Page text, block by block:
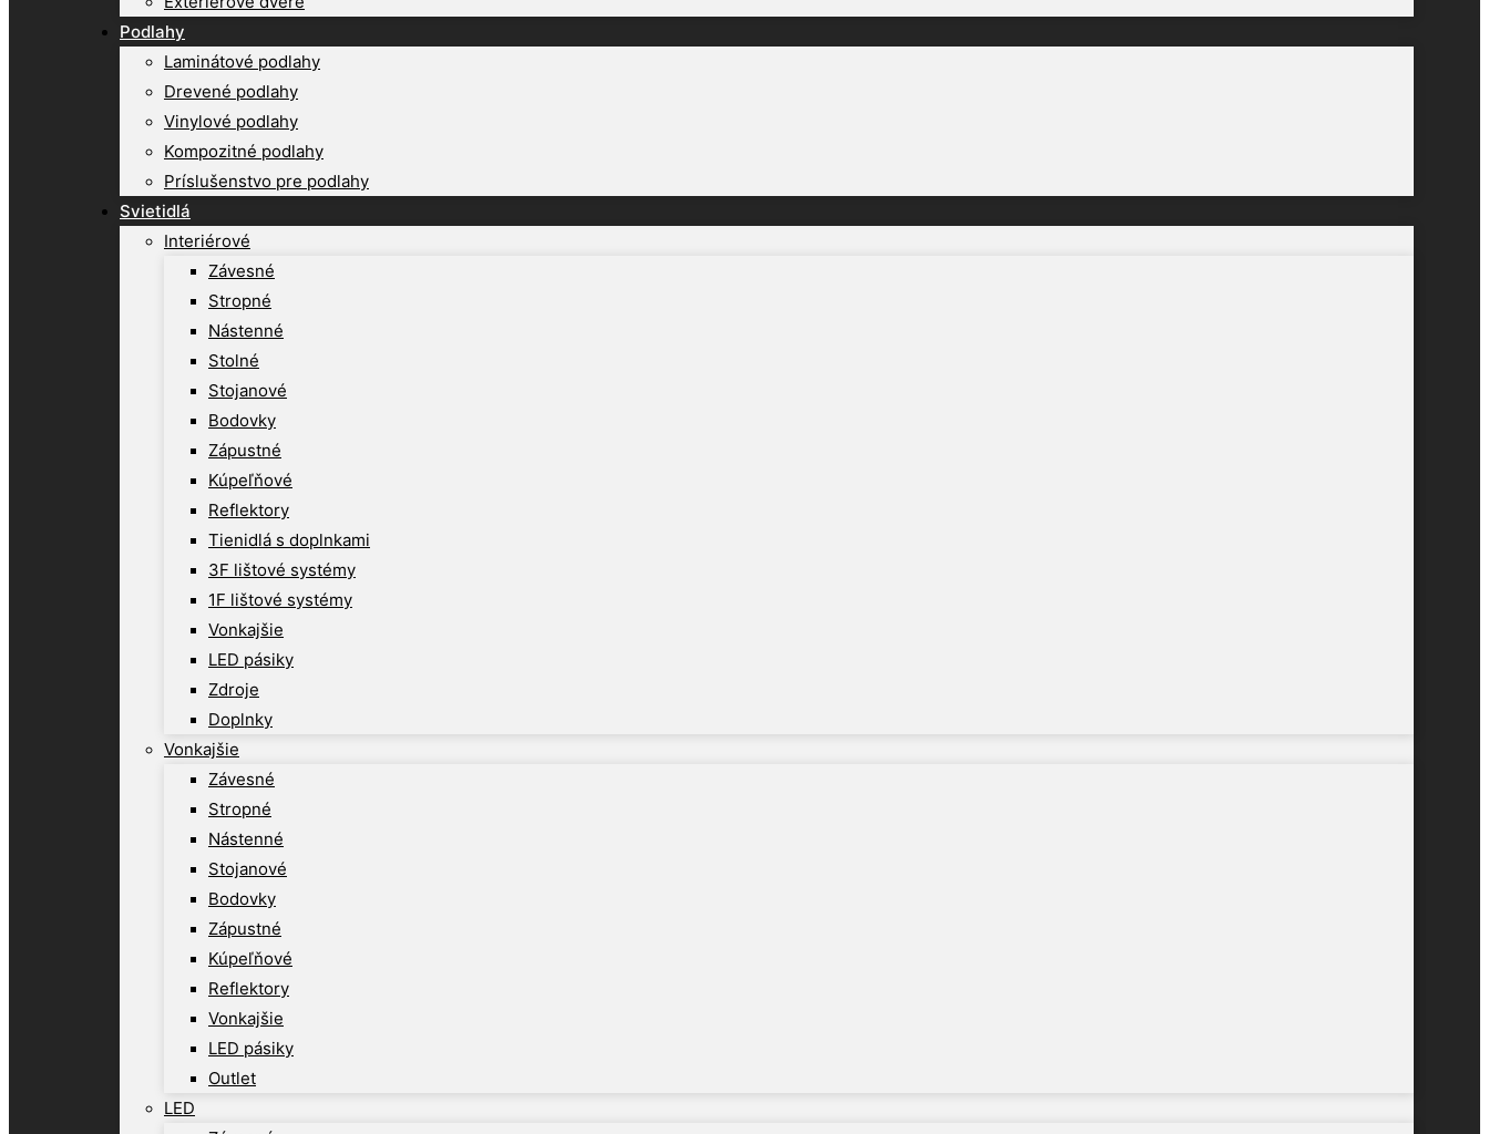
Podlahy
Laminátové podlahy
Drevené podlahy
Vinylové podlahy
Kompozitné podlahy
Príslušenstvo pre podlahy
Svietidlá
Interiérové
Závesné
Stropné
Nástenné
Stolné
Stojanové
Bodovky
Zápustné
Kúpeľňové
Reflektory
Tienidlá s doplnkami
3F lištové systémy
1F lištové systémy
Vonkajšie
LED pásiky
Zdroje
Doplnky
Vonkajšie
Závesné
Stropné
Nástenné
Stojanové
Bodovky
Zápustné
Kúpeľňové
Reflektory
Vonkajšie
LED pásiky
Outlet
LED